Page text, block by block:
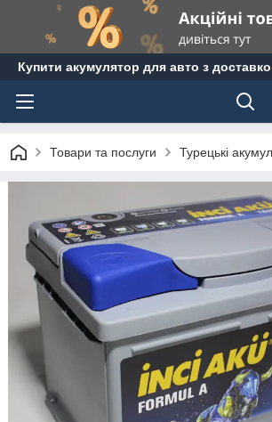
Купити акумулятор для авто з
Товари та послуги Турецькі